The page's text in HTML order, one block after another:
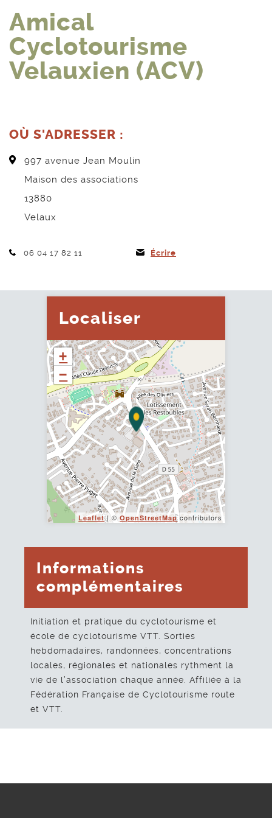
Amical
Cyclotourisme
Velauxien (ACV)
OÙ S'ADRESSER :
997 avenue Jean Moulin
Maison des associations
13880
Velaux
Téléphone :
06 04 17 82 11 Écrire
Localiser
+
−
Leaflet| ©OpenStreetMapcontributors
Informations
complémentaires
Initiation et pratique du cyclotourisme et
école de cyclotourisme VTT. Sorties
hebdomadaires, randonnées, concentrations
locales, régionales et nationales rythment la
vie de l’association chaque année. Affiliée à la
Fédération Française de Cyclotourisme route
et VTT.